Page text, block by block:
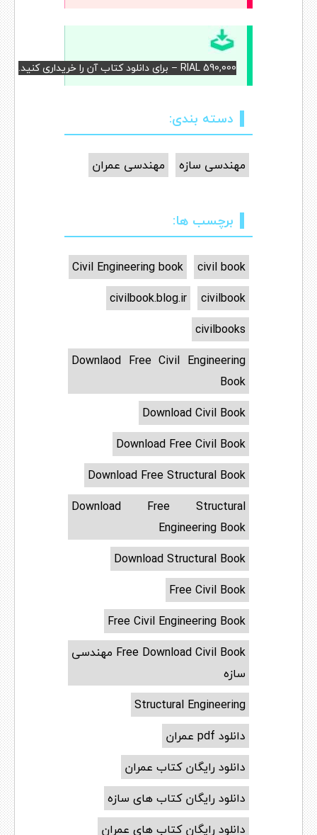
RIAL 590,000 – برای دانلود کتاب آن را خریداری کنید.
دسته بندی:
مهندسی سازه مهندسی عمران
برچسب ها:
civil book
Civil Engineering book
civilbook
civilbook.blog.ir
civilbooks
Downlaod Free Civil Engineering
Book
Download Civil Book
Download Free Civil Book
Download Free Structural Book
Download Free Structural
Engineering Book
Download Structural Book
Free Civil Book
Free Civil Engineering Book
Free Download Civil Book مهندسی
سازه
Structural Engineering
دانلود pdf عمران
دانلود رایگان کتاب عمران
دانلود رایگان کتاب های سازه
دانلود رایگان کتاب های عمران